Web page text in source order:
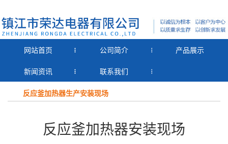
网站首页 公司简介 产品展示
新闻资讯 联系我们
反应釜加热器生产安装现场
反应釜加热器安装现场